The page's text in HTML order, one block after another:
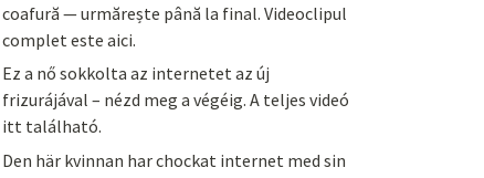
coafură — urmărește până la final. Videoclipul
complet este aici.
Ez a nő sokkolta az internetet az új
frizurájával – nézd meg a végéig. A teljes videó
itt található.
Den här kvinnan har chockat internet med sin